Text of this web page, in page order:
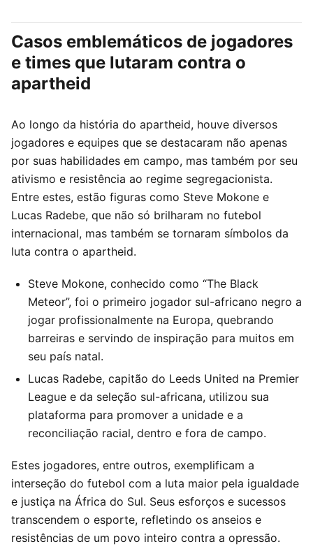
Casos emblemáticos de jogadores
e times que lutaram contra o
apartheid
Ao longo da história do apartheid, houve diversos
jogadores e equipes que se destacaram não apenas
por suas habilidades em campo, mas também por seu
ativismo e resistência ao regime segregacionista.
Entre estes, estão figuras como Steve Mokone e
Lucas Radebe, que não só brilharam no futebol
internacional, mas também se tornaram símbolos da
luta contra o apartheid.
Steve Mokone, conhecido como “The Black
Meteor”, foi o primeiro jogador sul-africano negro a
jogar profissionalmente na Europa, quebrando
barreiras e servindo de inspiração para muitos em
seu país natal.
Lucas Radebe, capitão do Leeds United na Premier
League e da seleção sul-africana, utilizou sua
plataforma para promover a unidade e a
reconciliação racial, dentro e fora de campo.
Estes jogadores, entre outros, exemplificam a
interseção do futebol com a luta maior pela igualdade
e justiça na África do Sul. Seus esforços e sucessos
transcendem o esporte, refletindo os anseios e
resistências de um povo inteiro contra a opressão.